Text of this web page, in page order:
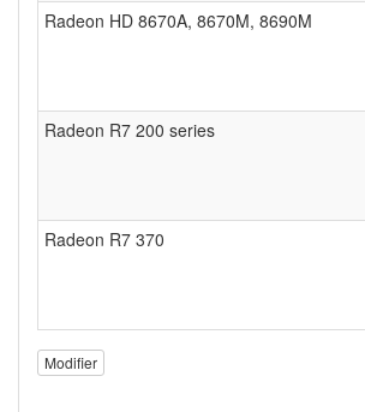
Radeon HD 8670A, 8670M, 8690M
Radeon R7 200 series
Radeon R7 370
Modifier